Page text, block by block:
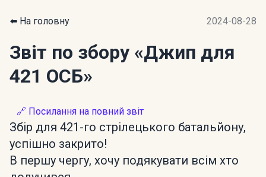
⬅️ На головну 2024-08-28
Звіт по збору «Джип для
421 ОСБ»
🔗 Посилання на повний звіт
Збір для 421-го стрілецького батальйону,
успішно закрито!
В першу чергу, хочу подякувати всім хто